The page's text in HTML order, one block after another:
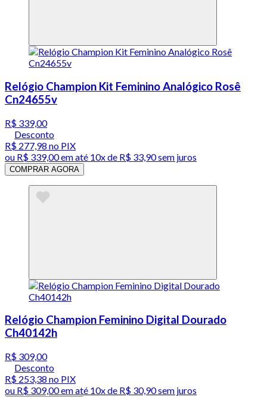
Relógio Champion Kit Feminino Analógico Rosê
Cn24655v
R$ 339,00
Desconto
R$ 277,98 no PIX
ou R$ 339,00em até 10x de R$ 33,90 sem juros
COMPRAR AGORA
Relógio Champion Feminino Digital Dourado
Ch40142h
R$ 309,00
Desconto
R$ 253,38 no PIX
ou R$ 309,00em até 10x de R$ 30,90 sem juros